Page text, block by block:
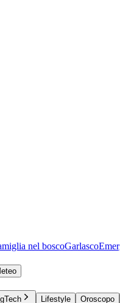
nel boscoGarlasco
Lifestyle Oroscopo